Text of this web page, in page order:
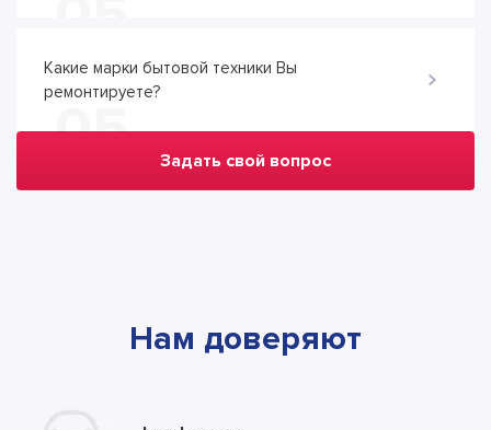
Какие марки бытовой техники Вы
ремонтируете?
05 Задать свой вопрос
Нам доверяют